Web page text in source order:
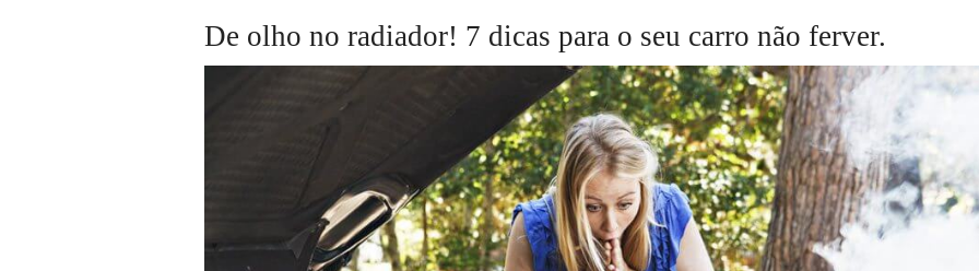
De olho no radiador! 7 dicas para o seu carro não ferver.